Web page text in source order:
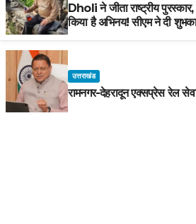
Dholi ने जीता राष्ट्रीय
किया है अभिनय! सीएम ने दी
उत्तराखंड
रामनगर-देहरादून एक्सप्रेस रेल